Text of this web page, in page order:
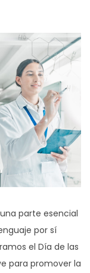
parte esencial
por sí
el Día de las
para promover la